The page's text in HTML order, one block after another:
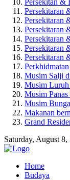
Persekitan &
Persekitaran
Persekitaran
Persekitaran
Persekitaran
Persekitaran
Persekitaran
Musim Salji
Musim Luruh
Musim
Musim
Makanan
Grand
Saturday, August 8,
Home
Budaya